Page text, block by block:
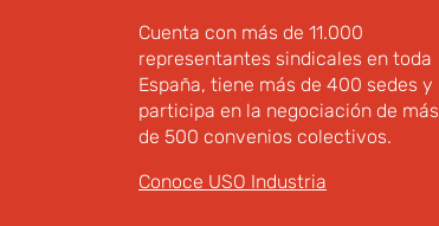
Cuenta con más de 11.000
representantes sindicales en toda
España, tiene más de 400 sedes y
participa en la negociación de más
de 500 convenios colectivos.
Conoce USO Industria